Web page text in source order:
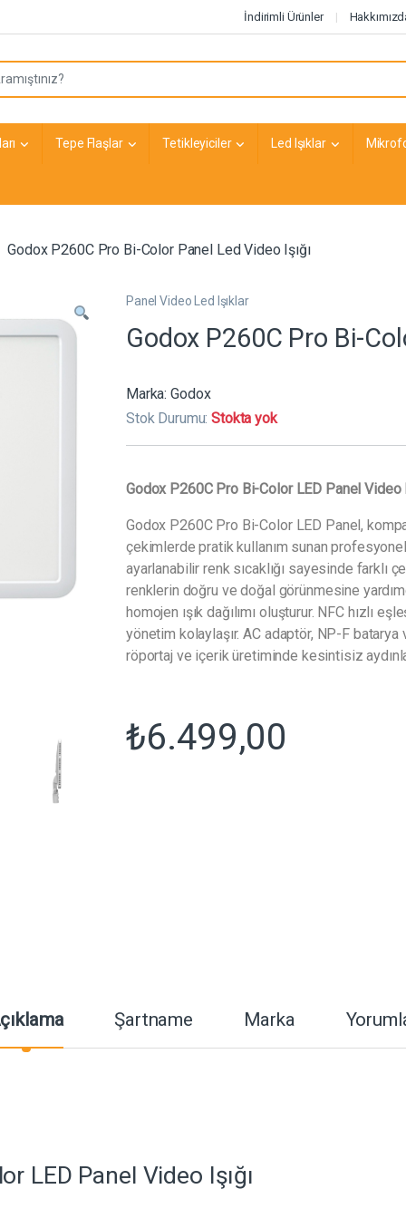
İndirimli Ürünler
Tepe Flaşlar Tetikleyiciler Led Işıklar
Godox P260C Pro Bi-Color Panel Led Video Işığı
Panel Video Led Işıklar
Godox P260C Pro Bi-
Marka: Godox
Stok Durumu:Stokta yok
Godox P260C Pro Bi-Color LED Panel Video
Godox P260C Pro Bi-Color LED Panel,
çekimlerde pratik kullanım sunan profesyonel
ayarlanabilir renk sıcaklığı sayesinde farklı
renklerin doğru ve doğal görünmesine
homojen ışık dağılımı oluşturur. NFC hızlı
yönetim kolaylaşır. AC adaptör, NP-F
röportaj ve içerik üretiminde kesintisiz
₺6.499,00
Şartname Marka
LED Panel Video Işığı